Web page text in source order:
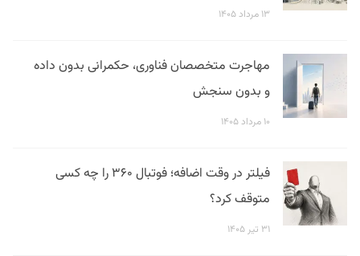
۱۳ مرداد ۱۴۰۵
مهاجرت متخصصان فناوری، حکمرانی بدون داده
و بدون سنجش
۱۰ مرداد ۱۴۰۵
فیلتر در وقت اضافه؛ فوتبال ۳۶۰ را چه کسی
متوقف کرد؟
۳۱ تیر ۱۴۰۵